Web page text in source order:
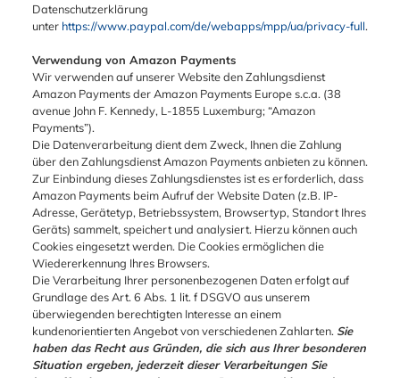
Datenschutzerklärung
unter https://www.paypal.com/de/webapps/mpp/ua/privacy-full.
Verwendung von Amazon Payments
Wir verwenden auf unserer Website den Zahlungsdienst
Amazon Payments der Amazon Payments Europe s.c.a. (38
avenue John F. Kennedy, L-1855 Luxemburg; “Amazon
Payments”).
Die Datenverarbeitung dient dem Zweck, Ihnen die Zahlung
über den Zahlungsdienst Amazon Payments anbieten zu können.
Zur Einbindung dieses Zahlungsdienstes ist es erforderlich, dass
Amazon Payments beim Aufruf der Website Daten (z.B. IP-
Adresse, Gerätetyp, Betriebssystem, Browsertyp, Standort Ihres
Geräts) sammelt, speichert und analysiert. Hierzu können auch
Cookies eingesetzt werden. Die Cookies ermöglichen die
Wiedererkennung Ihres Browsers.
Die Verarbeitung Ihrer personenbezogenen Daten erfolgt auf
Grundlage des Art. 6 Abs. 1 lit. f DSGVO aus unserem
überwiegenden berechtigten Interesse an einem
kundenorientierten Angebot von verschiedenen Zahlarten. Sie
haben das Recht aus Gründen, die sich aus Ihrer besonderen
Situation ergeben, jederzeit dieser Verarbeitungen Sie